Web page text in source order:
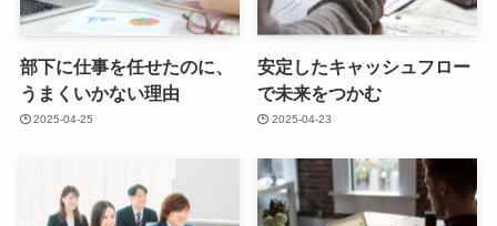
部下に仕事を任せたのに、
うまくいかない理由
2025-04-25
安定したキャッシュフロー
で未来をつかむ
2025-04-23